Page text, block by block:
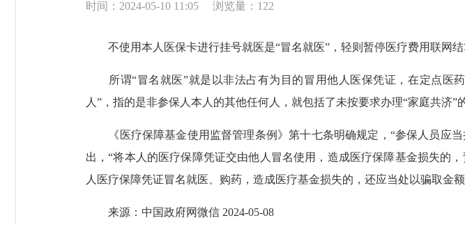
时间：2024-05-10 11:05 浏览量： 122
不使用本人医保卡进行挂号就医是“冒名就医”，轻则暂停医疗费用联网结
所谓“冒名就医”就是以非法占有为目的冒用他人医保凭证，在定点医
人”，指的是非参保人本人的其他任何人，就包括了未按要求办理“家庭共济”
《医疗保障基金使用监督管理条例》第十七条明确规定，“参保人员应当
出，“将本人的医疗保障凭证交由他人冒名使用，造成医疗保障基金损失的
人医疗保障凭证冒名就医、购药，造成医疗基金损失的，还应当处以骗取金
来源：中国政府网微信 2024-05-08